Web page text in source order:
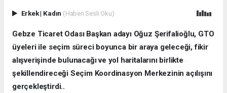
Erkek| Kadın (Haberi Sesli Oku)
Gebze Ticaret Odası Başkan adayı Oğuz Şerifalioğlu, GTO
üyeleri ile seçim süreci boyunca bir araya geleceği, fikir
alışverişinde bulunacağı ve yol haritalarını birlikte
şekillendireceği Seçim Koordinasyon Merkezinin açılışını
gerçekleştirdi..